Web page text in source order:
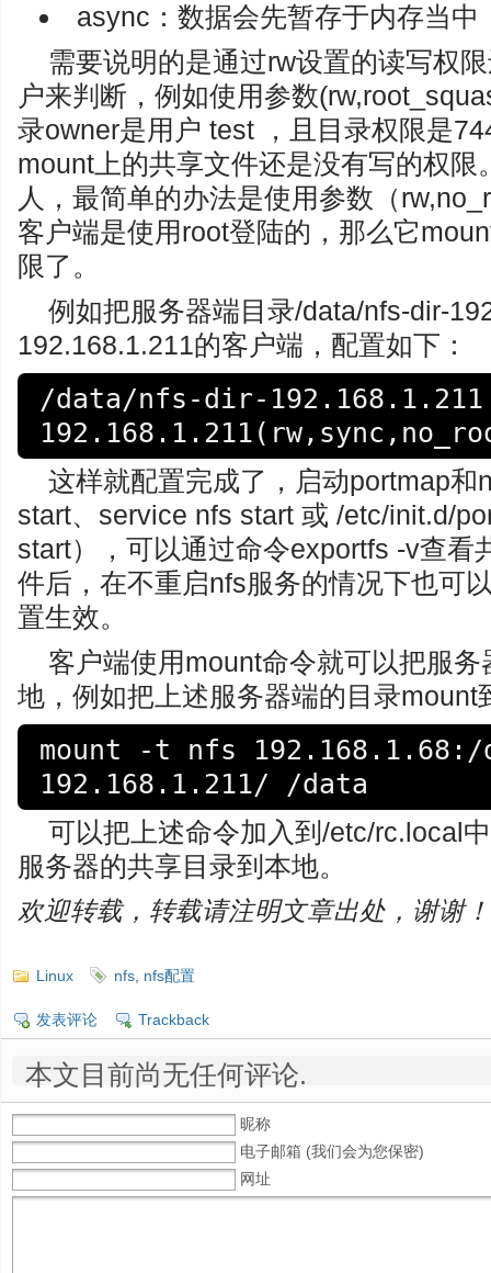
async：数据会先暂存于内存当中
需要说明的是通过rw设置的读写权
户来判断，例如使用参数
录owner是用户 test ，且目录权限是
mount上的共享文件还是没有写的权限
人，最简单的办法是使用参数（
客户端是使用root登陆的，那么它
限了。
例如把服务器端目录/data/nfs-dir-
192.168.1.211的客户端，配置如下：
/data/nfs-dir-192.168.1.211
这样就配置完成了，启动portmap和
start、service nfs start 或 /etc/init.d/
start），可以通过命令exportfs -v查看
件后，在不重启nfs服务的情况下也可
置生效。
客户端使用mount命令就可以把服
地，例如把上述服务器端的目录mount
mount -t nfs
192.168.1.211/ /data
可以把上述命令加入到/etc/rc.local
服务器的共享目录到本地。
欢迎转载，转载请注明文章出处，谢谢！
Linux nfs nfs配置
发表评论 Trackback
本文目前尚无任何评论.
昵称
电子邮箱 (我们会为您保密)
网址